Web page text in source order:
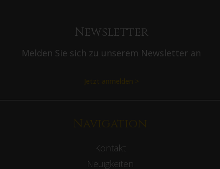
Newsletter
Melden Sie sich zu unserem Newsletter an
Jetzt anmelden >
Navigation
Kontakt
Neuigkeiten